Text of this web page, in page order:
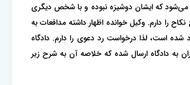
که ایشان دوشیزه نبوده و با شخص دیگری
را دارم. وکیل خوانده اظهار داشته مدافعات به
است، لذا درخواست رد دعوی را دارم. دادگاه
استنادی را مطالبه کرده است. پس از مکاتبات فراوان پرونده استنادی به کلاسه 920726 شعبه 11 بازپرسی دادسرای ناحیه 16 تهران به دادگاه ارسال شده که خلاصه آن به شرح زیر